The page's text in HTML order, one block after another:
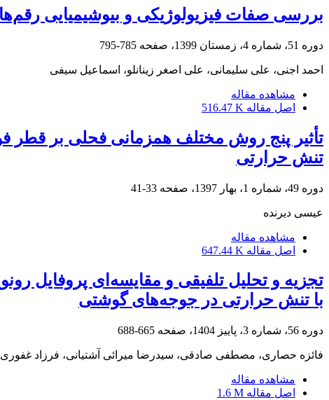
بررسی صفات فیزیولوژیکی و بیوشیمیایی
دوره 51، شماره 4، زمستان 1399، صفحه 785-795
احمد اجنی، علی سلیمانی، علی اصغر زینانلو، اسماعیل سیفی
مشاهده مقاله
اصل مقاله 516.47 K
تأثیر پنج روش مختلف همزمانی فحلی بر قطر
تنش حرارتی
دوره 49، شماره 1، بهار 1397، صفحه 33-41
عیسی دیرنده
مشاهده مقاله
اصل مقاله 647.44 K
با تنش حرارتی در جوجه‌های گوشتی
دوره 56، شماره 3، پاییز 1404، صفحه 665-688
فائزه حصاری، مصطفی صادقی، سیدرضا میرائی آشتیانی، فرزاد غفوری
مشاهده مقاله
اصل مقاله 1.6 M